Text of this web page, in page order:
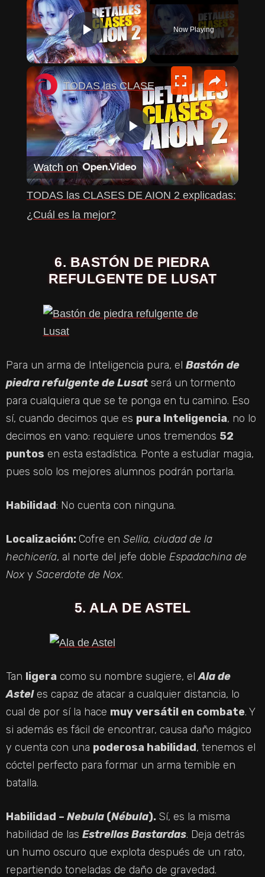
PLAY VIDEO
Now Playing
×
P
L
V
I
D
E
O
TODAS las CLASES DE AION 2 explicadas: ¿Cuál es la mejor?
Watch on
TODAS las CLASES DE AION 2 explicadas:
¿Cuál es la mejor?
6. BASTÓN DE PIEDRA
REFULGENTE DE LUSAT
Para un arma de Inteligencia pura, el Bastón de
piedra refulgente de Lusatserá un tormento
para cualquiera que se te ponga en tu camino. Eso
sí, cuando decimos que es pura Inteligencia, no lo
decimos en vano: requiere unos tremendos 52
puntos en esta estadística. Ponte a estudiar magia,
pues solo los mejores alumnos podrán portarla.
Habilidad: No cuenta con ninguna.
Localización:Cofre en Sellia, ciudad de la
hechicería, al norte del jefe doble Espadachina de
Noxy Sacerdote de Nox.
5. ALA DE ASTEL
Tan ligera como su nombre sugiere, elAla de
Asteles capaz de atacar a cualquier distancia, lo
cual de por sí la hace muy versátil en combate. Y
si además es fácil de encontrar, causa daño mágico
y cuenta con una poderosa habilidad, tenemos el
cóctel perfecto para formar un arma temible en
batalla.
Habilidad – Nebula (Nébula). Sí, es la misma
habilidad de las Estrellas Bastardas. Deja detrás
un humo oscuro que explota después de un rato,
repartiendo toneladas de daño de gravedad.